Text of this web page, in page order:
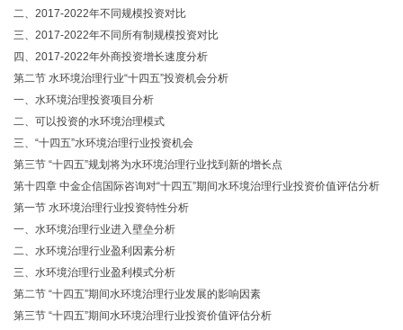
二、2017-2022年不同规模投资对比
三、2017-2022年不同所有制规模投资对比
四、2017-2022年外商投资增长速度分析
第二节 水环境治理行业“十四五”投资机会分析
一、水环境治理投资项目分析
二、可以投资的水环境治理模式
三、“十四五”水环境治理行业投资机会
第三节 “十四五”规划将为水环境治理行业找到新的增长点
第十四章 中金企信国际咨询对“十四五”期间水环境治理行业投资价值评估分析
第一节 水环境治理行业投资特性分析
一、水环境治理行业进入壁垒分析
二、水环境治理行业盈利因素分析
三、水环境治理行业盈利模式分析
第二节 “十四五”期间水环境治理行业发展的影响因素
第三节 “十四五”期间水环境治理行业投资价值评估分析